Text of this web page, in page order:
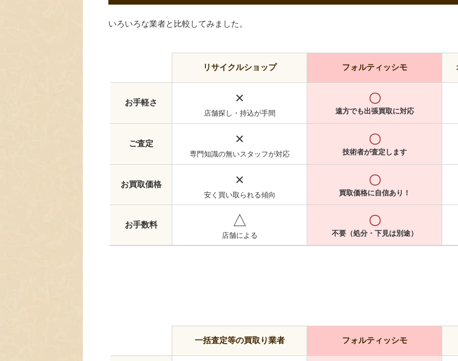
いろいろな業者と比較してみました。
リサイクルショップ フォルティッシモ
お手軽さ ×
店舗探し・持込が手間
〇
遠方でも出張買取に対応
ご査定 ×
専門知識の無いスタッフが対応
〇
技術者が査定します
お買取価格 ×
安く買い取られる傾向
〇
買取価格に自信あり！
お手数料 △
店舗による
〇
不要（処分・下見は別途）
一括査定等の買取り業者 フォルティッシモ